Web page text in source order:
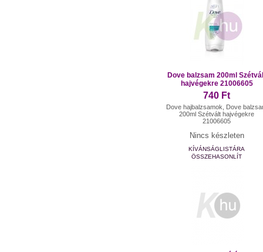
Dove balzsam 200ml
hajvégekre 21006605
740 Ft
Dove hajbalzsamok, Dove
200ml Szétvált hajvégekre
21006605
Nincs készleten
KÍVÁNSÁGLISTÁRA
ÖSSZEHASONLÍT